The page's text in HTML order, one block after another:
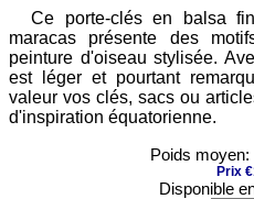
Ce porte-clés en balsa
maracas présente des
peinture d'oiseau stylisée.
est léger et pourtant
valeur vos clés, sacs ou
d'inspiration équatorienne.
Poids
Prix
Disponible